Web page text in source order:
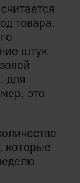
товара,
штук
для
это
которые